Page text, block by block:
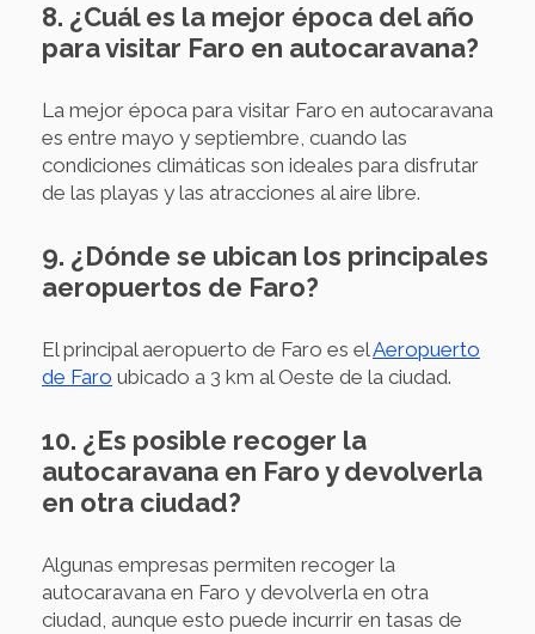
8. ¿Cuál es la mejor época del año
para visitar Faro en autocaravana?
La mejor época para visitar Faro en autocaravana
es entre mayo y septiembre, cuando las
condiciones climáticas son ideales para disfrutar
de las playas y las atracciones al aire libre.
9. ¿Dónde se ubican los principales
aeropuertos de Faro?
El principal aeropuerto de Faro es elAeropuerto
de Faro ubicado a 3 km al Oeste de la ciudad.
10. ¿Es posible recoger la
autocaravana en Faro y devolverla
en otra ciudad?
Algunas empresas permiten recoger la
autocaravana en Faro y devolverla en otra
ciudad, aunque esto puede incurrir en tasas de